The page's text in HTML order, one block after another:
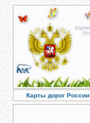
Карты дорог России